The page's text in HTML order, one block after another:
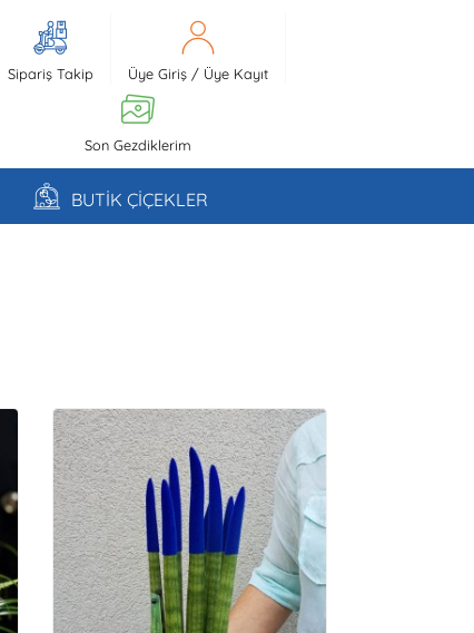
Sipariş Takip Üye Giriş/ Üye Kayıt
Son Gezdiklerim
BUTİK ÇİÇEKLER